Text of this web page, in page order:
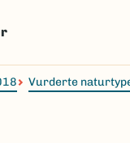
Vurderte